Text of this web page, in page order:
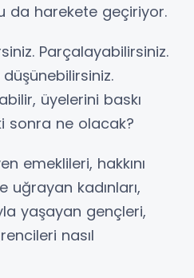
da harekete geçiriyor.
Parçalayabilirsiniz.
üyelerini baskı
sonra ne olacak?
emeklileri, hakkını
uğrayan kadınları,
yaşayan gençleri,
nasıl